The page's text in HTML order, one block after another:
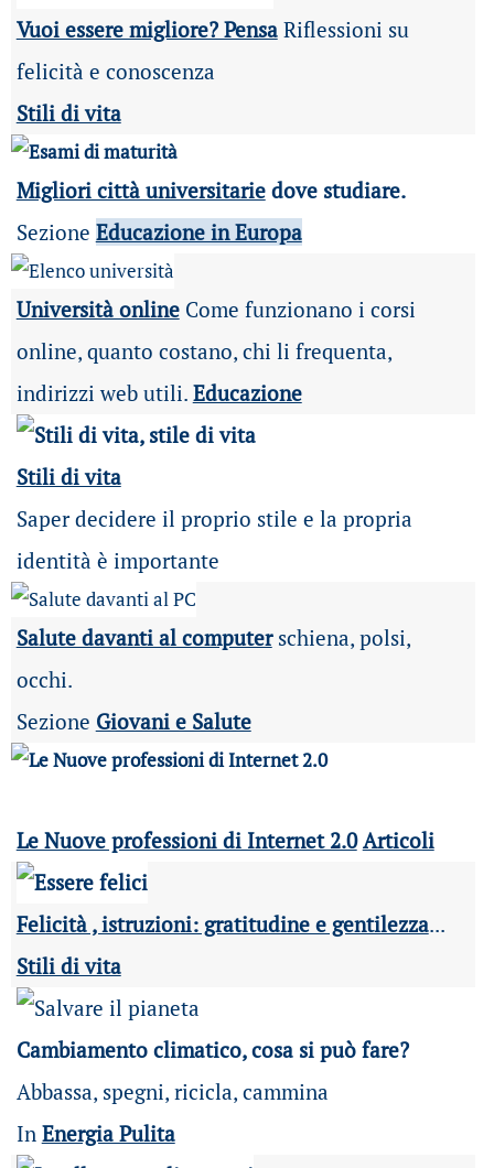
Vuoi essere migliore? PensaRiflessioni su
felicità e conoscenza
Stili di vita
Migliori città universitariedove studiare.
Sezione Educazione in Europa
Università online Come funzionano i corsi
online, quanto costano, chi li frequenta,
indirizzi web utili. Educazione
Stili di vita
Saper decidere il proprio stile e la propria
identità è importante
Salute davanti al computerschiena, polsi,
occhi.
Sezione Giovani e Salute
Le Nuove professioni di Internet 2.0 Articoli
Felicità , istruzioni: gratitudine e gentilezza...
Stili di vita
Cambiamento climatico, cosa si può fare?
Abbassa, spegni, ricicla, cammina
In Energia Pulita